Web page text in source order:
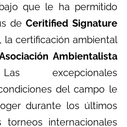
que le ha permitido
de Ceritified Signature
, la certificación ambiental
Ambientalista
excepcionales
del campo le
durante los últimos
torneos internacionales